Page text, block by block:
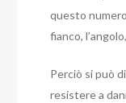
questo
fianco,
Perciò si può
resistere a